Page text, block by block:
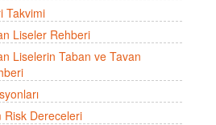
Takvimi
Liseler Rehberi
Liselerin Taban ve Tavan
Risk Dereceleri